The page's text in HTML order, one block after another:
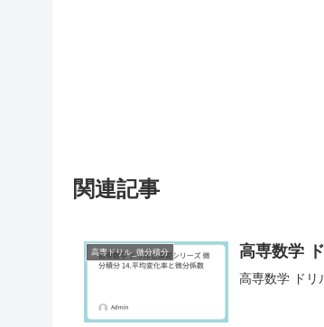
関連記事
高専ドリル_微分積分 高専数学
高専数学 ドリ